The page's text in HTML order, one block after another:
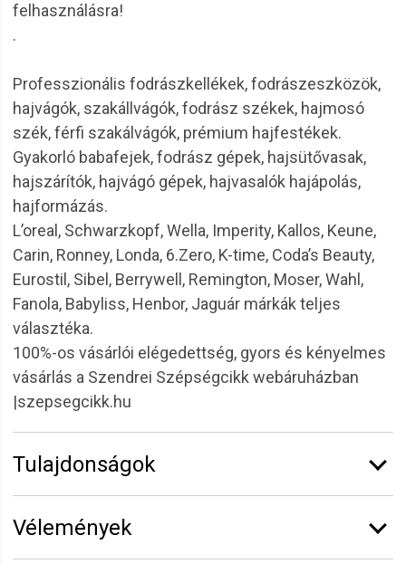
felhasználásra!
.
Professzionális fodrászkellékek, fodrászeszközök,
hajvágók, szakállvágók, fodrász székek, hajmosó
szék, férfi szakálvágók, prémium hajfestékek.
Gyakorló babafejek, fodrász gépek, hajsütővasak,
hajszárítók, hajvágó gépek, hajvasalók hajápolás,
hajformázás.
L’oreal, Schwarzkopf, Wella, Imperity, Kallos, Keune,
Carin, Ronney, Londa, 6.Zero, K-time, Coda’s Beauty,
Eurostil, Sibel, Berrywell, Remington, Moser, Wahl,
Fanola, Babyliss, Henbor, Jaguár márkák teljes
választéka.
100%-os vásárlói elégedettség, gyors és kényelmes
vásárlás a Szendrei Szépségcikk webáruházban
|szepsegcikk.hu
Tulajdonságok
Vélemények